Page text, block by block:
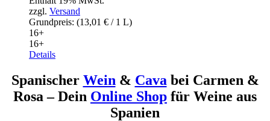
zzgl. Versand
Grundpreis: (13,01 € / 1 L)
16+
16+
Details
Spanischer Wein & Cava bei Carmen &
Rosa – Dein Online Shop für Weine aus
Spanien